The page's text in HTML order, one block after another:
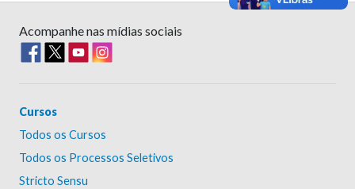
Acompanhe nas mídias sociais
Cursos
Todos os Cursos
Todos os Processos Seletivos
Stricto Sensu